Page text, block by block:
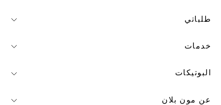
طلباتي
خدمات
البوتيكات
عن مون بلان